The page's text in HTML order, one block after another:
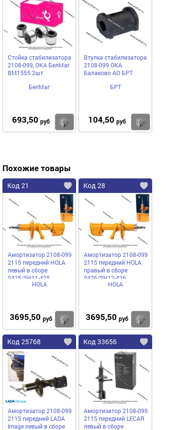
Стойка стабилизатора
2108-099, ОКА БелМаг
BM1555 2шт
БелМаг
693,50 руб Купить
Втулка стабилизатора
2108-099 ОКА
Балаково АО БРТ
БРТ
104,50 руб
Похожие товары
Код 21
Амортизатор 2108-099
2115 передний HOLA
левый в сборе
S425/SH11-425
HOLA
3695,50 руб Купить
Код 28
Амортизатор 2108-099
2115 передний HOLA
правый в сборе
S426/SH12-426
HOLA
3695,50 руб
Код 25768
Амортизатор 2108-099
2115 передний LADA
Image левый в сборе
Код 33656
Амортизатор 2108-099
2115 передний LECAR
левый в сборе